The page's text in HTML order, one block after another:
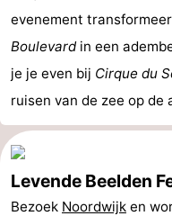
evenement
Boulevardin een
je je even bij Cirque du
ruisen van de zee op
Levende Beelden
Bezoek Noordwijk en